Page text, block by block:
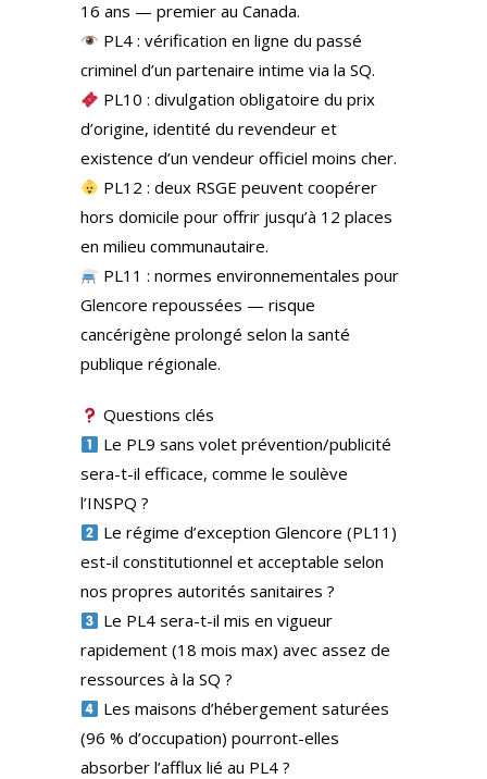
16 ans — premier au Canada.
PL4 : vérification en ligne du passé
criminel d’un partenaire intime via la SQ.
PL10 : divulgation obligatoire du prix
d’origine, identité du revendeur et
existence d’un vendeur officiel moins cher.
PL12 : deux RSGE peuvent coopérer
hors domicile pour offrir jusqu’à 12 places
en milieu communautaire.
PL11 : normes environnementales pour
Glencore repoussées — risque
cancérigène prolongé selon la santé
publique régionale.
Questions clés
Le PL9 sans volet prévention/publicité
sera-t-il efficace, comme le soulève
l’INSPQ ?
Le régime d’exception Glencore (PL11)
est-il constitutionnel et acceptable selon
nos propres autorités sanitaires ?
Le PL4 sera-t-il mis en vigueur
rapidement (18 mois max) avec assez de
ressources à la SQ ?
Les maisons d’hébergement saturées
(96 % d’occupation) pourront-elles
absorber l’afflux lié au PL4 ?